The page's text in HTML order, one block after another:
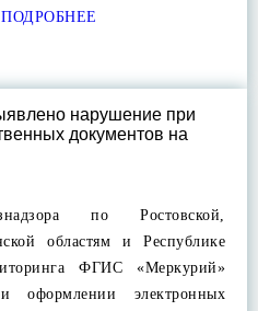
ПОДРОБНЕЕ
нарушение при
документов на
по Ростовской,
областям и Республике
ФГИС «Меркурий»
оформлении электронных